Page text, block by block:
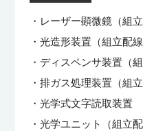
・レーザー顕微鏡（組
・光造形装置（組立配
・ディスペンサ装置（組
・排ガス処理装置（組立
・光学式文字読取装置
・光学ユニット（組立